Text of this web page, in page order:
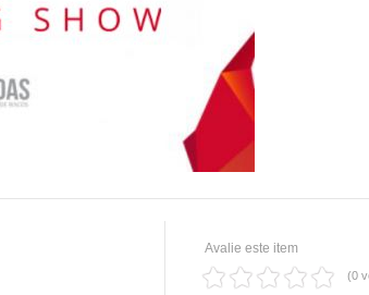
Avalie este item
(0